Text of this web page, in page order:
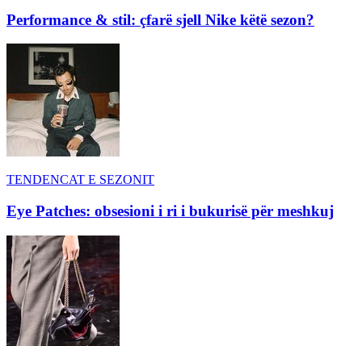
Performance & stil: çfarë sjell Nike këtë sezon?
TENDENCAT E SEZONIT
Eye Patches: obsesioni i ri i bukurisë për meshkuj